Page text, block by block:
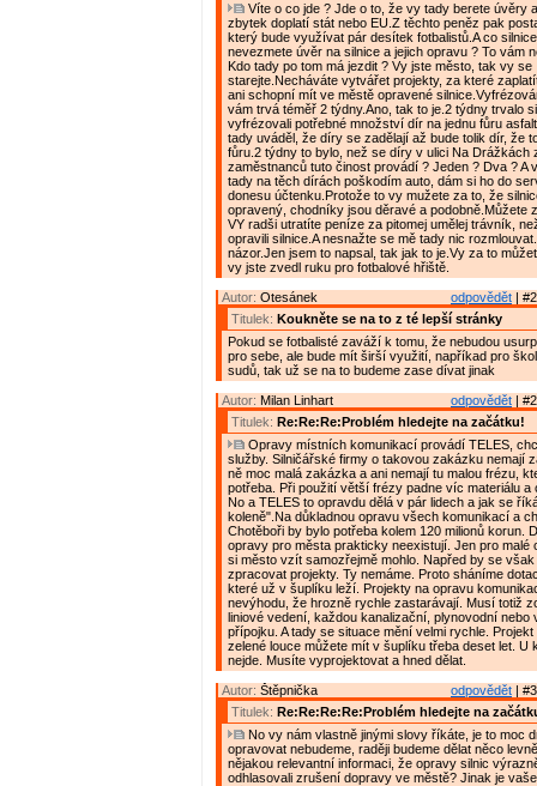
Víte o co jde ? Jde o to, že vy tady berete úvěry
zbytek doplatí stát nebo EU.Z těchto peněz pak
který bude využívat pár desítek fotbalistů.A co
nevezmete úvěr na silnice a jejich opravu ? To vám
Kdo tady po tom má jezdit ? Vy jste město, tak vy se
starejte.Necháváte vytvářet projekty, za které
ani schopní mít ve městě opravené
vám trvá téměř 2 týdny.Ano, tak to je.2 týdny trvalo
vyfrézovali potřebné množství dír na jednu fůru
tady uváděl, že díry se zadělají až bude tolik dír, že
fůru.2 týdny to bylo, než se díry v ulici Na Drážkách
zaměstnanců tuto činost provádí ? Jeden ? Dva ? A
tady na těch dírách poškodím auto, dám si ho do
donesu účtenku.Protože to vy mužete za to, že
opravený, chodníky jsou děravé a podobně.Můžete
VY radši utratíte peníze za pitomej umělej trávník,
opravili silnice.A nesnažte se mě tady nic
názor.Jen jsem to napsal, tak jak to je.Vy za to
vy jste zvedl ruku pro fotbalové hřiště.
odpovědět |
Autor: Otesánek
Titulek: Koukněte se na to z té lepší stránky
Pokud se fotbalisté zaváží k tomu, že nebudou
pro sebe, ale bude mít širší využití, napříkad pro
sudů, tak už se na to budeme zase dívat jinak
odpovědět |
Autor: Milan Linhart
Titulek: Re:Re:Re:Problém hledejte na začátku!
Opravy místních komunikací provádí TELES,
služby. Silničářské firmy o takovou zakázku nemají
ně moc malá zakázka a ani nemají tu malou frézu,
potřeba. Při použití větší frézy padne víc materiálu a
No a TELES to opravdu dělá v pár lidech a jak se
koleně".Na důkladnou opravu všech komunikací a
Chotěboři by bylo potřeba kolem 120 milionů korun.
opravy pro města prakticky neexistují. Jen pro malé
si město vzít samozřejmě mohlo. Napřed by se
zpracovat projekty. Ty nemáme. Proto sháníme
které už v šuplíku leží. Projekty na opravu
nevýhodu, že hrozně rychle zastarávají. Musí totiž
liniové vedení, každou kanalizační, plynovodní nebo
přípojku. A tady se situace mění velmi rychle.
zelené louce můžete mít v šuplíku třeba deset let. U
nejde. Musíte vyprojektovat a hned dělat.
odpovědět |
Autor: Štěpnička
Titulek: Re:Re:Re:Re:Problém hledejte na
No vy nám vlastně jinými slovy říkáte, je to moc
opravovat nebudeme, raději budeme dělat něco
nějakou relevantní informaci, že opravy silnic
odhlasovali zrušení dopravy ve městě? Jinak je